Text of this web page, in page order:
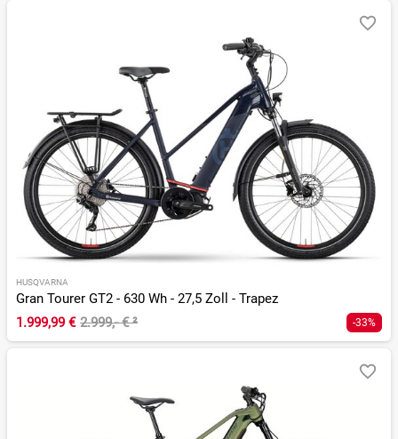
HUSQVARNA
Gran Tourer GT2 - 630 Wh - 27,5 Zoll - Trapez
1.999,99 € 2.999,- €² -33%